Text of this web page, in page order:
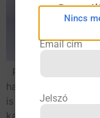
Pszichoterápia
ha a páciens és a
is kapcsolatba kerül
kapcsolatokkal,
Nincs
Email cím
Jelszó